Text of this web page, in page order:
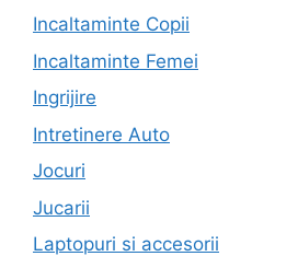
Incaltaminte Copii
Incaltaminte Femei
Ingrijire
Intretinere Auto
Jocuri
Jucarii
Laptopuri si accesorii